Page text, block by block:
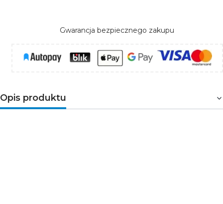
Gwarancja bezpiecznego zakupu
Opis produktu